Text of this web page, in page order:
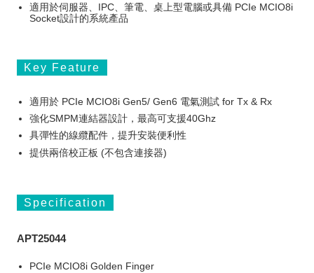
適用於伺服器、IPC、筆電、桌上型電腦或具備 PCIe MCIO8i
Socket設計的系統產品
Key Feature
適用於 PCIe MCIO8i Gen5/ Gen6 電氣測試 for Tx & Rx
強化SMPM連結器設計，最高可支援40Ghz
具彈性的線纜配件，提升安裝便利性
提供兩倍校正板 (不包含連接器)
Specification
APT25044
PCIe MCIO8i Golden Finger